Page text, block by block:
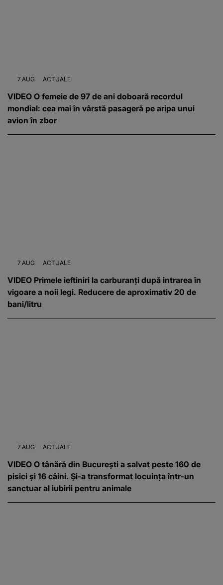
7 AUG ACTUALE
VIDEO O femeie de 97 de ani doboară recordul
mondial: cea mai în vârstă pasageră pe aripa unui
avion în zbor
7 AUG ACTUALE
VIDEO Primele ieftiniri la carburanți după intrarea în
vigoare a noii legi. Reducere de aproximativ 20 de
bani/litru
7 AUG ACTUALE
VIDEO O tânără din București a salvat peste 160 de
pisici și 16 câini. Și-a transformat locuința într-un
sanctuar al iubirii pentru animale